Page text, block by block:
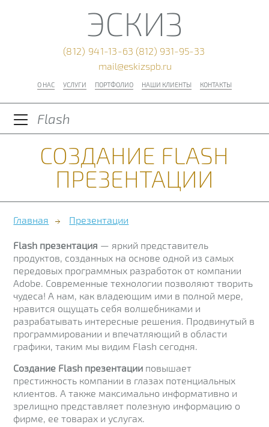
ЭСКИЗ
(812) 941-13-63 (812) 931-95-33
mail@eskizspb.ru
О НАС УСЛУГИ ПОРТФОЛИО НАШИ КЛИЕНТЫ КОНТАКТЫ
СОЗДАНИЕ FLASH
ПРЕЗЕНТАЦИИ
Flash
Главная Презентации
Flash презентация — яркий представитель
продуктов, созданных на основе одной из самых
передовых программных разработок от компании
Adobe. Современные технологии позволяют творить
чудеса! А нам, как владеющим ими в полной мере,
нравится ощущать себя волшебниками и
разрабатывать интересные решения. Продвинутый в
программировании и впечатляющий в области
графики, таким мы видим Flash сегодня.
Создание Flash презентации повышает
престижность компании в глазах потенциальных
клиентов. А также максимально информативно и
зрелищно представляет полезную информацию о
фирме, ее товарах и услугах.